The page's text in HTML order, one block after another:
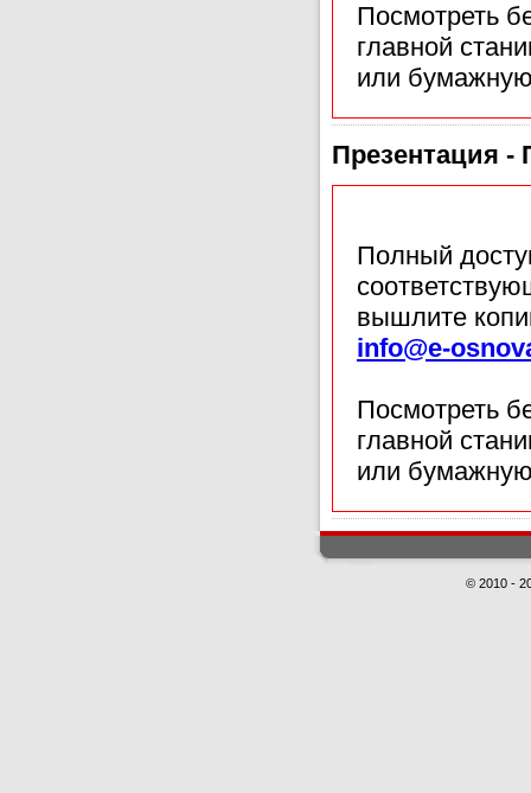
Посмотреть
главной
или
Презентация -
Полный
вышлите
info@e-
Посмотреть
главной
или
© 2010 -